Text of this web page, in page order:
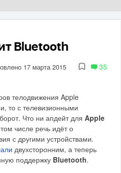
Bluetooth
17 марта 2015 35
телодвижения Apple
то с телевизионными
Что ни апдейт дляApple
числе речь идёт о
с другими устройствами.
двухсторонним, а теперь
поддержку Bluetooth.